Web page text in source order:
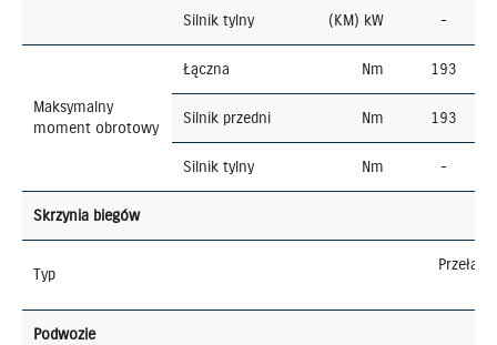
Silnik tylny (KM) kW -
Maksymalny
moment obrotowy
Łączna Nm 193
Silnik przedni Nm 193
Silnik tylny Nm -
Skrzynia biegów
Typ
Podwozie